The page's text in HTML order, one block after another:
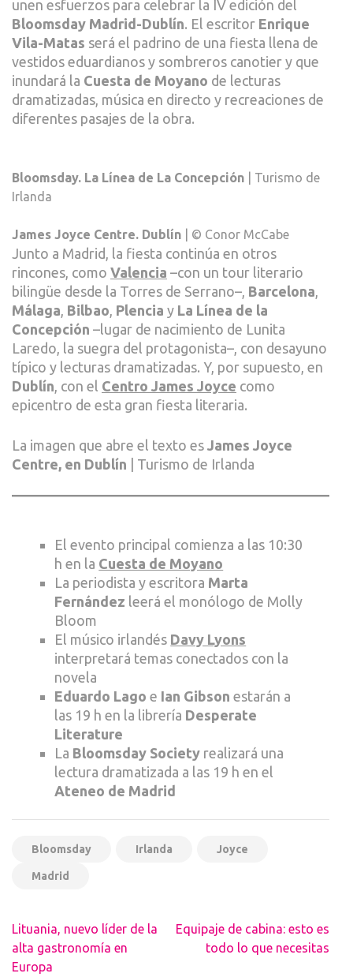
unen esfuerzos para celebrar la IV edición del
Bloomsday Madrid-Dublín. El escritor Enrique
Vila-Matas será el padrino de una fiesta llena de
vestidos eduardianos y sombreros canotier y que
inundará la Cuesta de Moyano de lecturas
dramatizadas, música en directo y recreaciones de
diferentes pasajes de la obra.
Bloomsday. La Línea de La Concepción | Turismo de
Irlanda
James Joyce Centre. Dublín | © Conor McCabe
Junto a Madrid, la fiesta continúa en otros
rincones, como Valencia –con un tour literario
bilingüe desde la Torres de Serrano–, Barcelona
Málaga Bilbao Plencia y La Línea de la
Concepción –lugar de nacimiento de Lunita
Laredo, la suegra del protagonista–, con desayuno
típico y lecturas dramatizadas. Y, por supuesto, en
Dublín , con el Centro James Joyce como
epicentro de esta gran fiesta literaria.
La imagen que abre el texto es James Joyce
Centre, en Dublín | Turismo de Irlanda
El evento principal comienza a las 10:30
h en la Cuesta de Moyano
La periodista y escritora Marta
Fernández leerá el monólogo de Molly
Bloom
El músico irlandés Davy Lyons
interpretará temas conectados con la
novela
Eduardo Lago e Ian Gibson estarán a
las 19 h en la librería Desperate
Literature
La Bloomsday Society realizará una
lectura dramatizada a las 19 h en el
Ateneo de Madrid
Bloomsday Irlanda Joyce
Madrid
Navegación
de
entradas
Lituania, nuevo líder de la
alta gastronomía en
Europa
Equipaje de cabina: esto es
todo lo que necesitas